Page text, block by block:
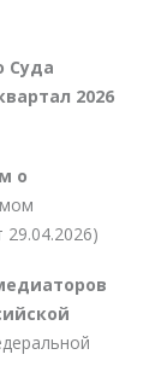
Суда
2026
о